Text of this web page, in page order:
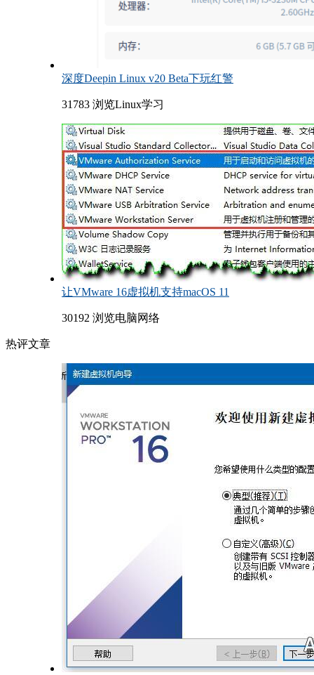
深度Deepin Linux v20 Beta下玩红警
31783 浏览Linux学习
让VMware 16虚拟机支持macOS 11
30192 浏览电脑网络
热评文章